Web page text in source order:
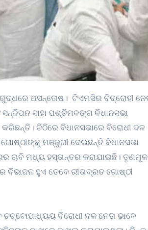
ସନ୍ଦିପନ ସାହା ପଶ୍ଚିମବଙ୍ଗ ବିଧାନସଭା
ଚିଠିରେ ବିଧାନସଭାରେ ବିରୋଧୀ ଦଳ
ମଞ୍ଜୁରୀ ଦେଇଛନ୍ତି ବିଧାନସଭା
ଚାବି ମଧ୍ୟ ହସ୍ତାନ୍ତର କରାଯାଇଛି। ତୃଣମୂଳ
ବିଭାଜନ ହୁଏ ତେବେ ରୀତାବ୍ରତ ଗୋଷ୍ଠୀ